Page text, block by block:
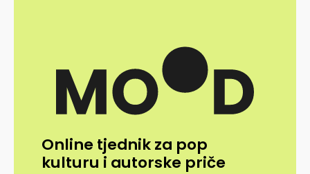
Online tjednik za pop
kulturu i autorske priče